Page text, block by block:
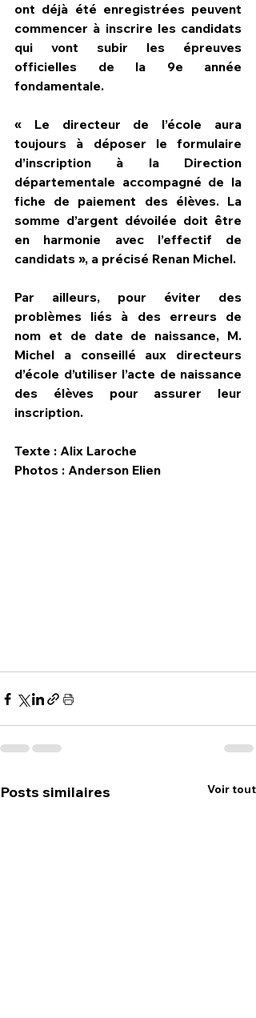
ont déjà été enregistrées peuvent
commencer à inscrire les candidats
qui vont subir les épreuves
officielles de la 9e année
fondamentale.
« Le directeur de l’école aura
toujours à déposer le formulaire
d’inscription à la Direction
départementale accompagné de la
fiche de paiement des élèves. La
somme d’argent dévoilée doit être
en harmonie avec l’effectif de
candidats », a précisé Renan Michel.
Par ailleurs, pour éviter des
problèmes liés à des erreurs de
nom et de date de naissance, M.
Michel a conseillé aux directeurs
d’école d’utiliser l’acte de naissance
des élèves pour assurer leur
inscription.
Texte : Alix Laroche
Photos : Anderson Elien
Posts similaires Voir tout